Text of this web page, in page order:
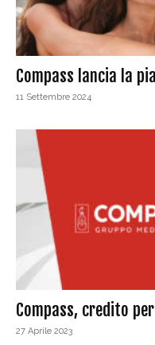
Compass lancia la
11 Settembre 2024
Compass, credito
27 Aprile 2023